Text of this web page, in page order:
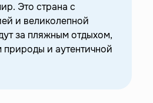
банков от Easy Payments
в Грузии русским
Это страна с
и великолепной
за пляжным отдыхом,
и аутентичной